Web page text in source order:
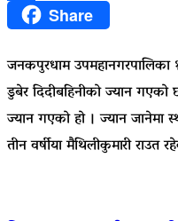
FacebookShare
जनकपुरधाम उपमहानगरपालिका
डुबेर दिदीबहिनीको ज्यान
ज्यान गएको हो । ज्यान जानेमा
तीन वर्षीया मैथिलीकुमारी राउत